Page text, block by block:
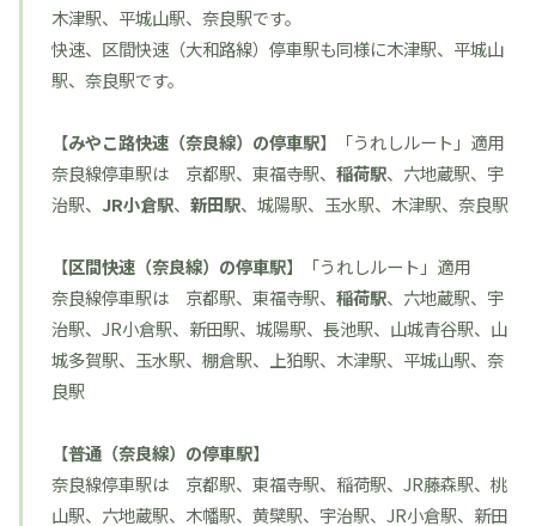
木津駅、平城山駅、奈良駅です。
快速、区間快速（大和路線）停車駅も同様に木津駅、平城山
駅、奈良駅です。
【みやこ路快速（奈良線）の停車駅】「うれしルート 」適用
奈良線停車駅は 京都駅、東福寺駅、 稲荷駅、六地蔵駅、宇
治駅、 JR小倉駅、 新田駅、城陽駅、玉水駅、木津駅、奈良駅
【区間快速（奈良線）の停車駅】「うれしルート 」適用
奈良線停車駅は 京都駅、東福寺駅、 稲荷駅、六地蔵駅、宇
治駅、JR小倉駅、新田駅、城陽駅、長池駅、山城青谷駅、山
城多賀駅、玉水駅、棚倉駅、上狛駅、木津駅、平城山駅、奈
良駅
【普通（奈良線）の停車駅】
奈良線停車駅は 京都駅、東福寺駅、稲荷駅、JR藤森駅、桃
山駅、六地蔵駅、木幡駅、黄檗駅、宇治駅、JR小倉駅、新田